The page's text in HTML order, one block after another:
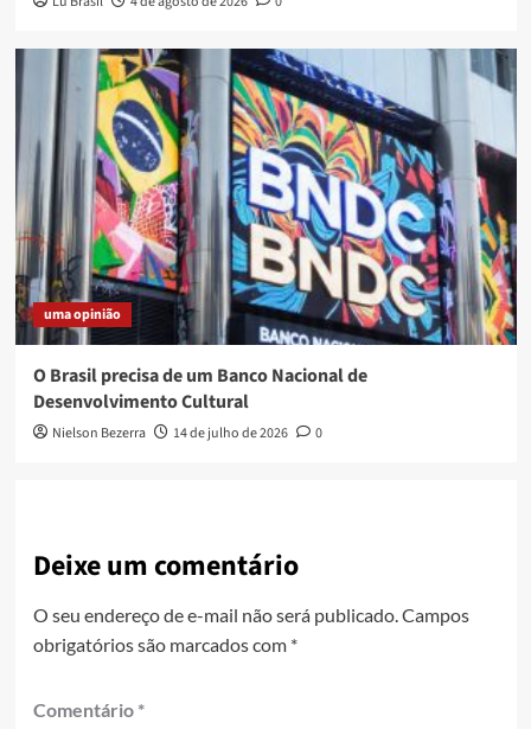
uma opinião
O Brasil precisa de um Banco Nacional de
Desenvolvimento Cultural
Nielson Bezerra 14 de julho de 2026 0
Deixe um comentário
O seu endereço de e-mail não será publicado.Campos
obrigatórios são marcados com *
Comentário *